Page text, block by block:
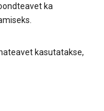
ka
kasutatakse,